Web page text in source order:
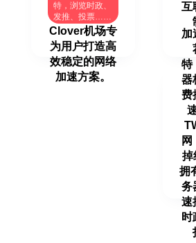
特，浏览时政、
发推、投票……
Clover机场专
为用户打造高
效稳定的网络
加速方案。
互
加
特
器
费
掉
拥
务
速
时